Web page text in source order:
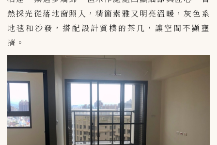
然採光從落地窗照入，精簡素雅又明亮溫暖，灰色系
地毯和沙發，搭配設計質樸的茶几，讓空間不顯壅
擠。